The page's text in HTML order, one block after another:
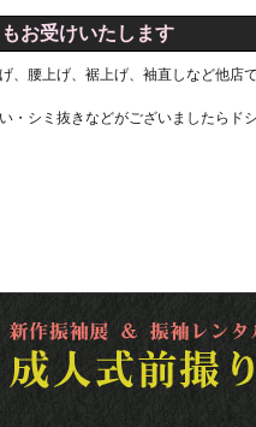
お受けいたします
、腰上げ、裾上げ、袖直しなど他店
・シミ抜きなどがございましたらド